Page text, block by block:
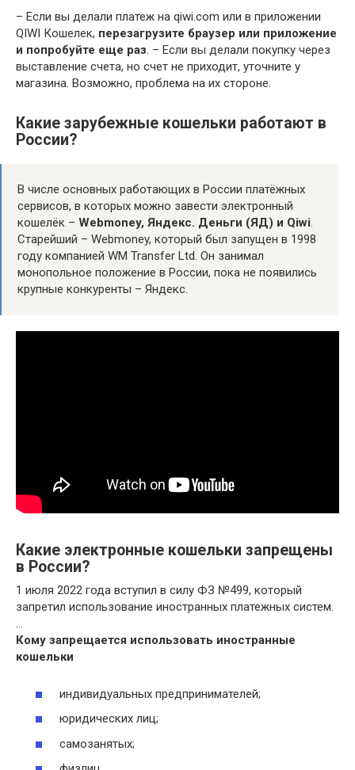
– Если вы делали платеж на qiwi.com или в приложении
QIWI Кошелек, перезагрузите браузер или приложение
и попробуйте еще раз. – Если вы делали покупку через
выставление счета, но счет не приходит, уточните у
магазина. Возможно, проблема на их стороне.
Какие зарубежные кошельки работают в
России?
В числе основных работающих в России платёжных
сервисов, в которых можно завести электронный
кошелёк – Webmoney, Яндекс. Деньги (ЯД) и Qiwi.
Старейший – Webmoney, который был запущен в 1998
году компанией WM Transfer Ltd. Он занимал
монопольное положение в России, пока не появились
крупные конкуренты – Яндекс.
Какие электронные кошельки запрещены
в России?
1 июля 2022 года вступил в силу ФЗ №499, который
запретил использование иностранных платежных систем.
…
Кому запрещается использовать иностранные
кошельки
индивидуальных предпринимателей;
юридических лиц;
самозанятых;